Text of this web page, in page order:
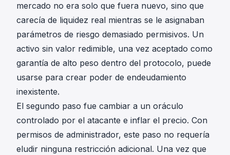
mercado no era solo que fuera nuevo, sino que
carecía de liquidez real mientras se le asignaban
parámetros de riesgo demasiado permisivos. Un
activo sin valor redimible, una vez aceptado como
garantía de alto peso dentro del protocolo, puede
usarse para crear poder de endeudamiento
inexistente.
El segundo paso fue cambiar a un oráculo
controlado por el atacante e inflar el precio. Con
permisos de administrador, este paso no requería
eludir ninguna restricción adicional. Una vez que